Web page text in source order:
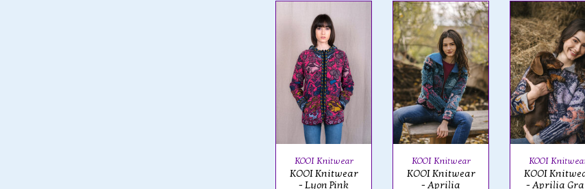
KOOI Knitwear
KOOI Knitwear
- Lyon Pink
KOOI Knitwear
KOOI Knitwear
- Aprilia
KOOI
KOOI
- Aprilia